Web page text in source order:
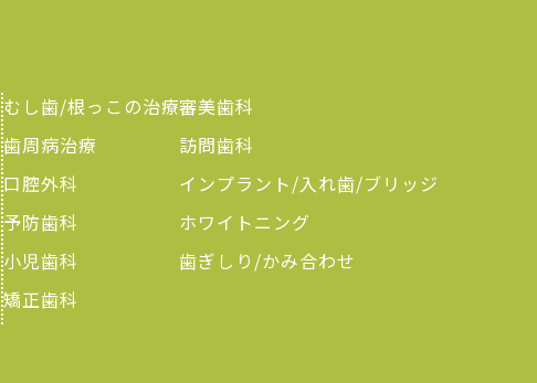
むし歯/根っこの治療
歯周病治療
口腔外科
予防歯科
小児歯科
矯正歯科
審美歯科
訪問歯科
インプラント/入れ歯/ブリッジ
ホワイトニング
歯ぎしり/かみ合わせ